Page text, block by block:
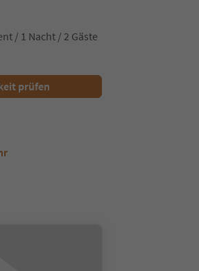
/ 1 Nacht / 2 Gäste
prüfen